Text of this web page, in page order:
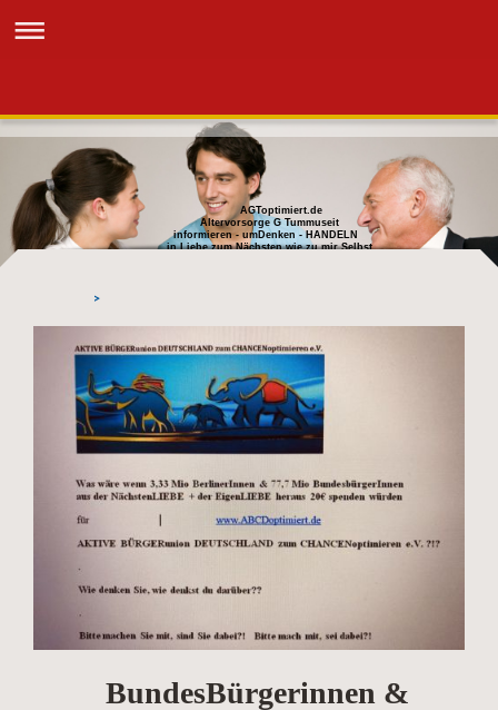
AGToptimiert.de
Altervorsorge G Tummuseit
informieren - umDenken - HANDELN
in Liebe zum Nächsten wie zu mir Selbst
>
BundesBürgerinnen &